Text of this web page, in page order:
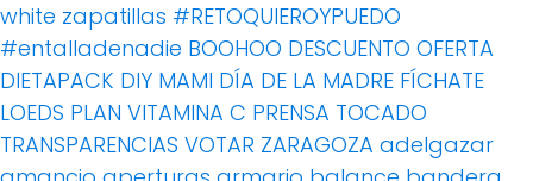
white zapatillas #RETOQUIEROYPUEDO
#entalladenadie BOOHOO DESCUENTO OFERTA
DIETAPACK DIY MAMI DÍA DE LA MADRE FÍCHATE
LOEDS PLAN VITAMINA C PRENSA TOCADO
TRANSPARENCIAS VOTAR ZARAGOZA adelgazar